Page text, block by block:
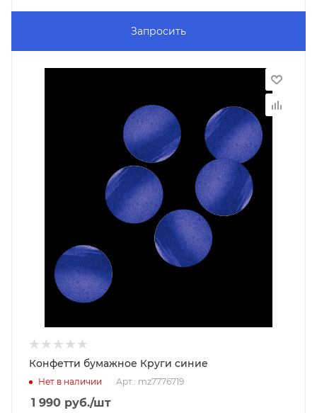
Запросить
Конфетти бумажное Круги синие
Нет в наличии Арт.: mz7776719
1 990 руб./шт